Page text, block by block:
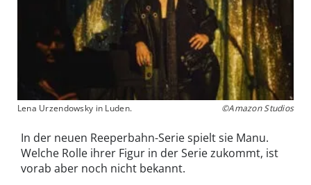
Lena Urzendowsky in Luden. ©Amazon Studios
In der neuen Reeperbahn-Serie spielt sie Manu.
Welche Rolle ihrer Figur in der Serie zukommt, ist
vorab aber noch nicht bekannt.